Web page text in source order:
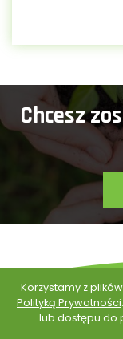
Chcesz
Korzystamy z
Polityką Prywatności
lub dostępu do